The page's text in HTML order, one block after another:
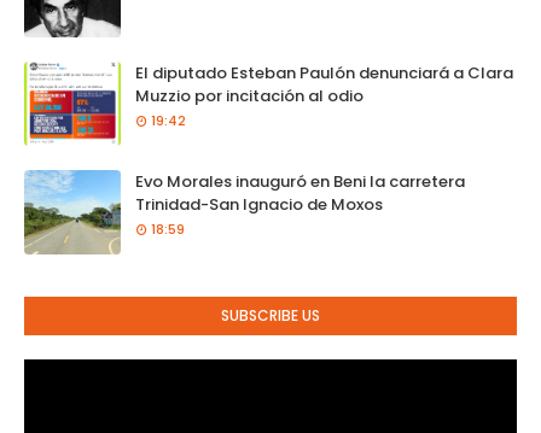
El diputado Esteban Paulón denunciará a Clara
Muzzio por incitación al odio
19:42
Evo Morales inauguró en Beni la carretera
Trinidad-San Ignacio de Moxos
18:59
SUBSCRIBE US